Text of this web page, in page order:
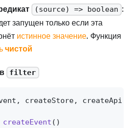
(source) => boolean :
запущен только если эта
истинное значение. Функция
чистой
filter
, createStore, createApi
createEvent ( )